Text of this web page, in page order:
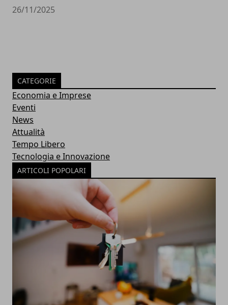
26/11/2025
CATEGORIE
Economia e Imprese
Eventi
News
Attualità
Tempo Libero
Tecnologia e Innovazione
ARTICOLI POPOLARI